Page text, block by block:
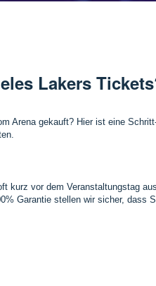
Lakers
Arena gekauft? Hier ist eine
kurz vor dem Veranstaltungstag
Garantie stellen wir sicher, dass